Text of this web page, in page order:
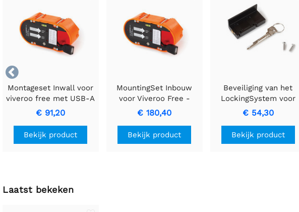

Montageset Inwall voor
viveroo free met USB-A
connector 12W voeding.
€ 91,20
Bekijk product
MountingSet Inbouw
voor Viveroo Free -
Naadloze Integratie met
USB-A, 30W Output
€ 180,40
Bekijk product
Beveiliging van het
LockingSystem voor
viveroo free - iPad
€ 54,30
Bekijk product
Laatst bekeken